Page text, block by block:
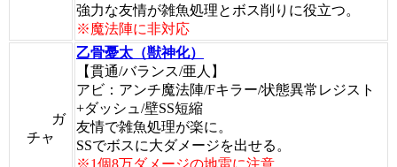
強力な友情が雑魚処理とボス削りに役立つ。
※魔法陣に非対応
ガ
チャ
乙骨憂太（獣神化）
【貫通/バランス/亜人】
アビ：アンチ魔法陣/Fキラー/状態異常レジスト
+ダッシュ/壁SS短縮
友情で雑魚処理が楽に。
SSでボスに大ダメージを出せる。
※1個8万ダメージの地雷に注意